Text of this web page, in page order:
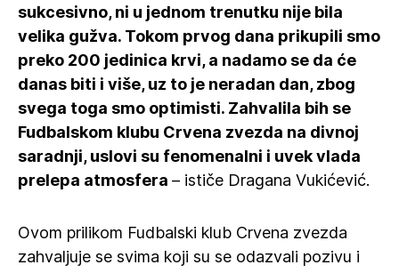
sukcesivno, ni u jednom trenutku nije bila
velika gužva. Tokom prvog dana prikupili smo
preko 200 jedinica krvi, a nadamo se da će
danas biti i više, uz to je neradan dan, zbog
svega toga smo optimisti. Zahvalila bih se
Fudbalskom klubu Crvena zvezda na divnoj
saradnji, uslovi su fenomenalni i uvek vlada
prelepa atmosfera – ističe Dragana Vukićević.
Ovom prilikom Fudbalski klub Crvena zvezda
zahvaljuje se svima koji su se odazvali pozivu i